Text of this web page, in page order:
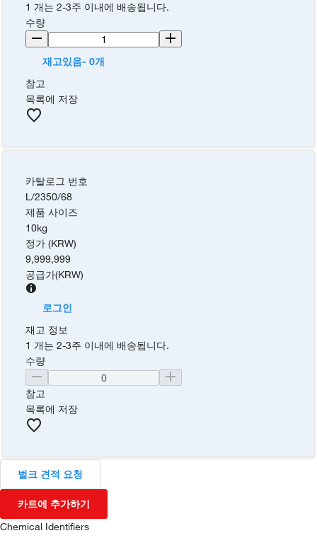
1 개는 2-3주 이내에 배송됩니다.
수량
재고있음- 0개
참고
목록에 저장
카탈로그 번호
L/2350/68
제품 사이즈
10kg
정가 (KRW)
9,999,999
공급가(KRW)
로그인
재고 정보
1 개는 2-3주 이내에 배송됩니다.
수량
참고
목록에 저장
벌크 견적 요청
카트에 추가하기
Chemical Identifiers